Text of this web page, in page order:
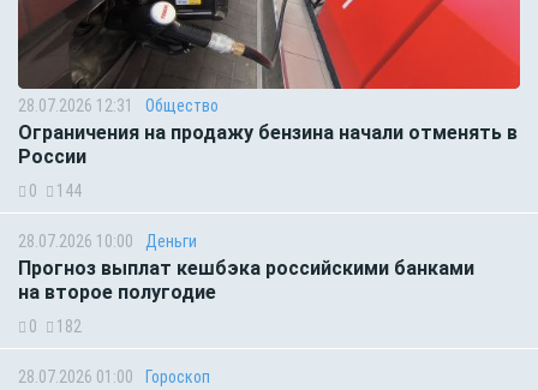
28.07.2026 12:31 Общество
Ограничения на продажу бензина начали отменять в
России
0 144
28.07.2026 10:00 Деньги
Прогноз выплат кешбэка российскими банками
на второе полугодие
0 182
28.07.2026 01:00 Гороскоп